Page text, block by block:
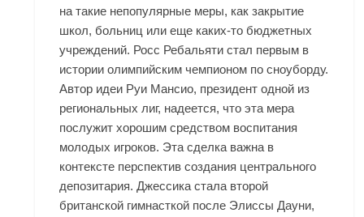
на такие непопулярные меры, как закрытие
школ, больниц или еще каких-то бюджетных
учреждений. Росс Ребальяти стал первым в
истории олимпийским чемпионом по сноуборду.
Автор идеи Руи Мансио, президент одной из
региональных лиг, надеется, что эта мера
послужит хорошим средством воспитания
молодых игроков. Эта сделка важна в
контексте перспектив создания центрального
депозитария. Джессика стала второй
британской гимнасткой после Элиссы Дауни,